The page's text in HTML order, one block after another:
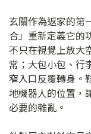
玄關作為返家的第
合」重新定義它的
不只在視覺上放大
常；大包小包、行
窄入口反覆轉身。
地機器人的位置，
必要的雜亂。